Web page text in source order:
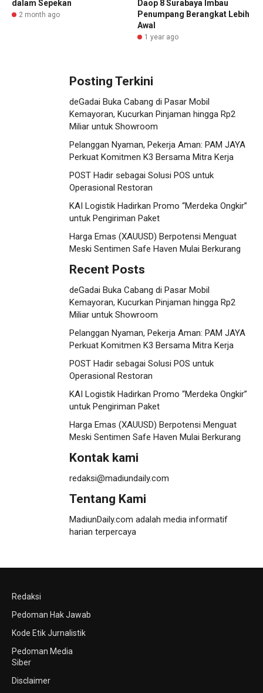
dalam Sepekan
2 month ago
Daop 8 Surabaya Imbau
Penumpang Berangkat Lebih
Awal
1 year ago
Posting Terkini
deGadai Buka Cabang di Pasar Mobil
Kemayoran, Kucurkan Pinjaman hingga Rp2
Miliar untuk Showroom
Pelanggan Nyaman, Pekerja Aman: PAM JAYA
Perkuat Komitmen K3 Bersama Mitra Kerja
POST Hadir sebagai Solusi POS untuk
Operasional Restoran
KAI Logistik Hadirkan Promo “Merdeka Ongkir”
untuk Pengiriman Paket
Harga Emas (XAUUSD) Berpotensi Menguat
Meski Sentimen Safe Haven Mulai Berkurang
Recent Posts
deGadai Buka Cabang di Pasar Mobil
Kemayoran, Kucurkan Pinjaman hingga Rp2
Miliar untuk Showroom
Pelanggan Nyaman, Pekerja Aman: PAM JAYA
Perkuat Komitmen K3 Bersama Mitra Kerja
POST Hadir sebagai Solusi POS untuk
Operasional Restoran
KAI Logistik Hadirkan Promo “Merdeka Ongkir”
untuk Pengiriman Paket
Harga Emas (XAUUSD) Berpotensi Menguat
Meski Sentimen Safe Haven Mulai Berkurang
Kontak kami
redaksi@madiundaily.com
Tentang Kami
MadiunDaily.com adalah media informatif
harian terpercaya
Redaksi
Pedoman Hak Jawab
Kode Etik Jurnalistik
Pedoman Media
Siber
Disclaimer